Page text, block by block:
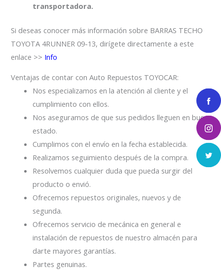
transportadora.
Si deseas conocer más información sobre BARRAS TECHO
TOYOTA 4RUNNER 09-13, dirígete directamente a este
enlace >> Info
Ventajas de contar con Auto Repuestos TOYOCAR:
Nos especializamos en la atención al cliente y el
cumplimiento con ellos.
Nos aseguramos de que sus pedidos lleguen en buen
estado.
Cumplimos con el envío en la fecha establecida.
Realizamos seguimiento después de la compra.
Resolvemos cualquier duda que pueda surgir del
producto o envió.
Ofrecemos repuestos originales, nuevos y de
segunda.
Ofrecemos servicio de mecánica en general e
instalación de repuestos de nuestro almacén para
darte mayores garantías.
Partes genuinas.